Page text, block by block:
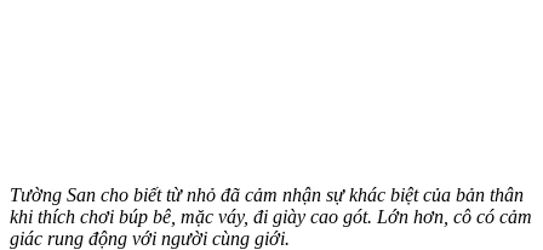
Tường San cho biết từ nhỏ đã cảm nhận sự khác biệt của bản thân
khi thích chơi búp bê, mặc váy, đi giày cao gót. Lớn hơn, cô có cảm
giác rung động với người cùng giới.